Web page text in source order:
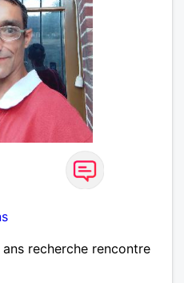
recherche rencontre